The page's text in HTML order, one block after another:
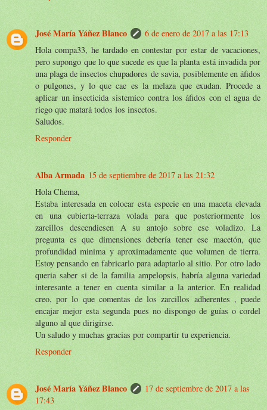
José María Yáñez Blanco
6 de enero de 2017 a las 17:13
Hola compa33, he tardado en contestar por estar de vacaciones,
pero supongo que lo que sucede es que la planta está invadida por
una plaga de insectos chupadores de savia, posiblemente en áfidos
o pulgones, y lo que cae es la melaza que exudan. Procede a
aplicar un insecticida sistemico contra los áfidos con el agua de
riego que matará todos los insectos.
Saludos.
Responder
Alba Armada 15 de septiembre de 2017 a las 21:32
Hola Chema,
Estaba interesada en colocar esta especie en una maceta elevada
en una cubierta-terraza volada para que posteriormente los
zarcillos descendiesen A su antojo sobre ese voladizo. La
pregunta es que dimensiones debería tener ese macetón, que
profundidad minima y aproximadamente que volumen de tierra.
Estoy pensando en fabricarlo para adaptarlo al sitio. Por otro lado
queria saber si de la familia ampelopsis, habría alguna variedad
interesante a tener en cuenta similar a la anterior. En realidad
creo, por lo que comentas de los zarcillos adherentes , puede
encajar mejor esta segunda pues no dispongo de guías o cordel
alguno al que dirigirse.
Un saludo y muchas gracias por compartir tu experiencia.
Responder
José María Yáñez Blanco
17 de septiembre de 2017 a las
17:43